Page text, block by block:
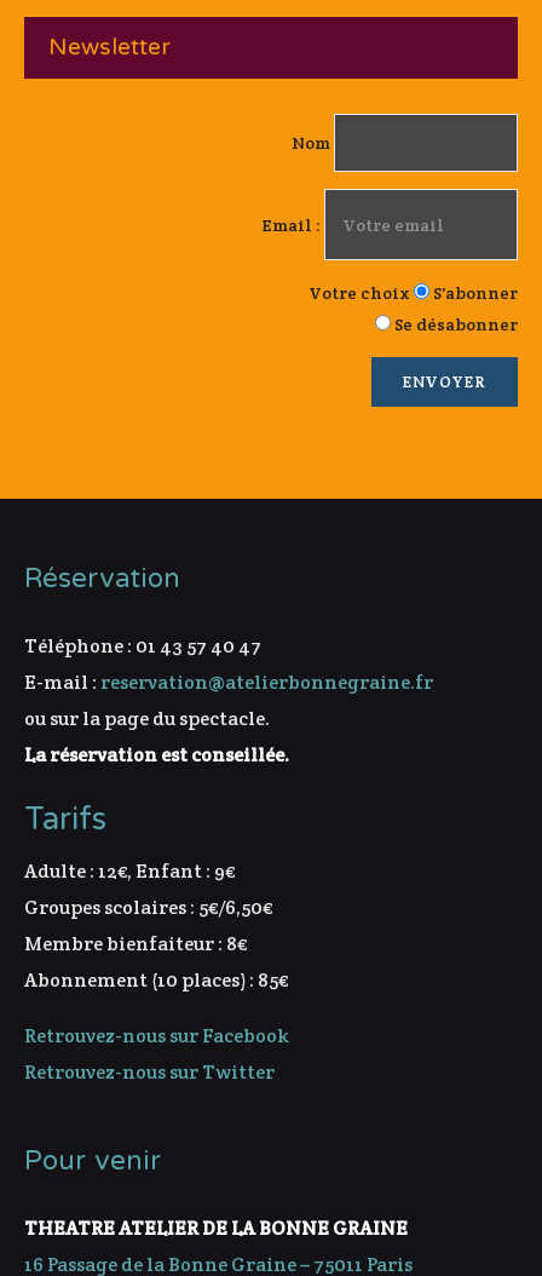
Newsletter
Nom
Email :
Votre choix
S'abonner
Se désabonner
Réservation
Téléphone : 01 43 57 40 47
E-mail : reservation@atelierbonnegraine.fr
ou sur la page du spectacle.
La réservation est conseillée.
Tarifs
Adulte : 12€, Enfant : 9€
Groupes scolaires : 5€/6,50€
Membre bienfaiteur : 8€
Abonnement (10 places) : 85€
Retrouvez-nous sur Facebook
Retrouvez-nous sur Twitter
Pour venir
THEATRE ATELIER DE LA BONNE GRAINE
16 Passage de la Bonne Graine – 75011 Paris